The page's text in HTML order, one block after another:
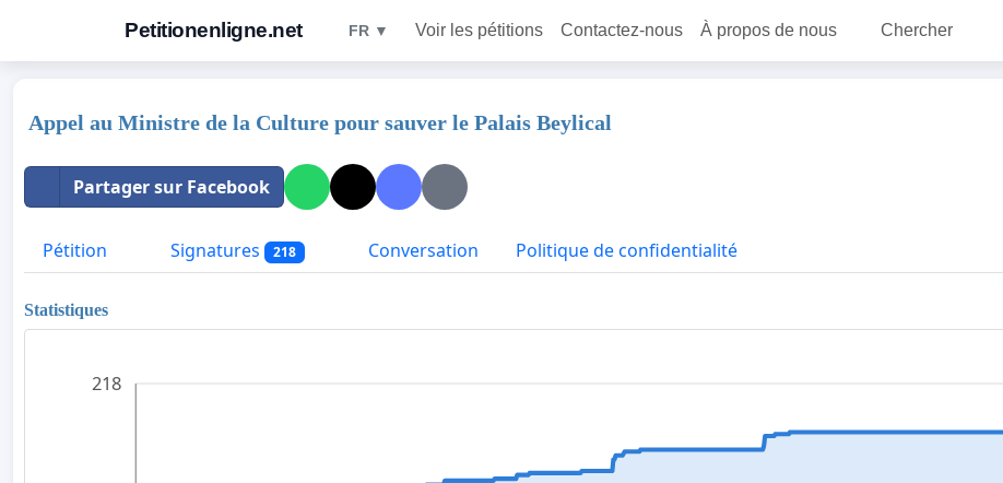
Petitionenligne.net FR ▼ Voir les pétitions Contactez-nous À propos de nous Chercher
Appel au Ministre de la Culture pour sauver le Palais Beylical
Partager sur Facebook
Pétition Signatures 218 Conversation Politique de confidentialité
Statistiques
218